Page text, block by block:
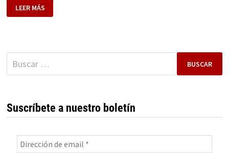
FI.
CONCEPTOS
LEER MÁS
Buscar:
Suscríbete a nuestro boletín